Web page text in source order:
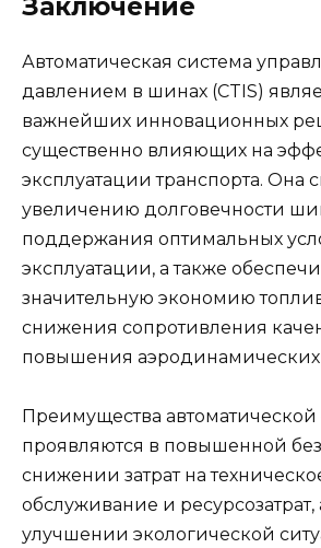
Заключение
Автоматическая система
давлением в шинах (CTIS)
важнейших инновационных
существенно влияющих на
эксплуатации транспорта. Она
увеличению долговечности
поддержания оптимальных
эксплуатации, а также
значительную экономию
снижения сопротивления
повышения аэродинамических
Преимущества
проявляются в повышенной
снижении затрат на
обслуживание и ресурсозатрат,
улучшении экологической